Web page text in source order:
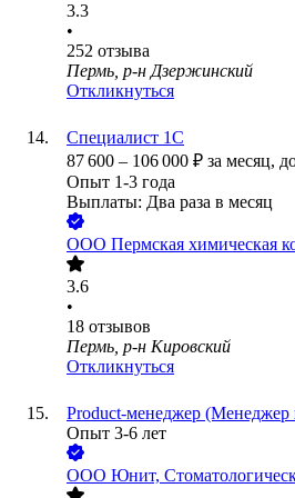
3.3
•
252 отзыва
Пермь, р-н Дзержинский
Откликнуться
Специалист 1С
87 600 – 106 000 ₽ за месяц,
Опыт 1-3 года
Выплаты: Два раза в месяц
ООО Пермская химическая
3.6
•
18 отзывов
Пермь, р-н Кировский
Откликнуться
Product-менеджер (Менеджер
Опыт 3-6 лет
ООО Юнит,